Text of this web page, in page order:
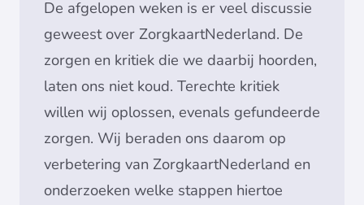
De afgelopen weken is er veel discussie
geweest over ZorgkaartNederland. De
zorgen en kritiek die we daarbij hoorden,
laten ons niet koud. Terechte kritiek
willen wij oplossen, evenals gefundeerde
zorgen. Wij beraden ons daarom op
verbetering van ZorgkaartNederland en
onderzoeken welke stappen hiertoe